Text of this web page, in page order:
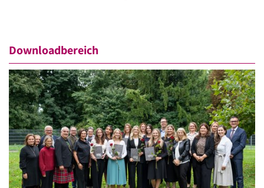
Downloadbereich